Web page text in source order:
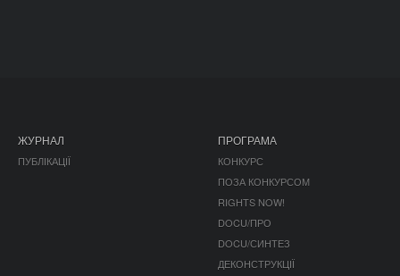
ЖУРНАЛ
ПУБЛІКАЦІЇ
ПРОГРАМА
КОНКУРС
ПОЗА КОНКУРСОМ
RIGHTS NOW!
DOCU/ПРО
DOCU/СИНТЕЗ
ДЕКОНСТРУКЦІЇ